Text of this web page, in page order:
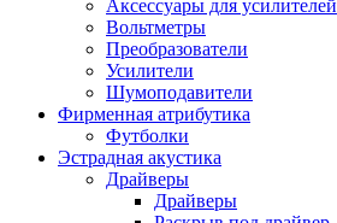
Аксессуары для усилителей
Вольтметры
Преобразователи
Усилители
Шумоподавители
Фирменная атрибутика
Футболки
Эстрадная акустика
Драйверы
Драйверы